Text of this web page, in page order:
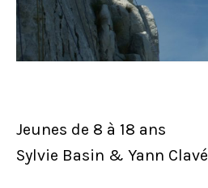
Jeunes de 8 à 18 ans
Sylvie Basin & Yann Clavé